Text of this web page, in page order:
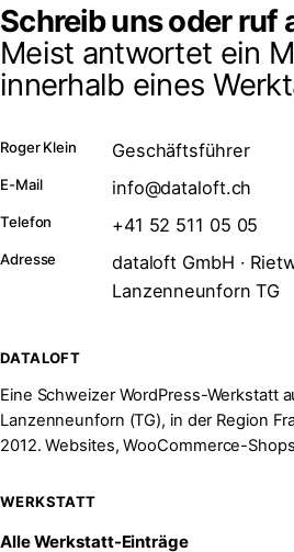
Schreib uns oder ruf
Meist antwortet ein
innerhalb eines
Roger Klein Geschäftsführer
E-Mail info@dataloft.ch
Telefon +41 52 511 05 05
Adresse
dataloft GmbH ·
Lanzenneunforn TG
DATALOFT
Eine Schweizer WordPress-Werkstatt
Lanzenneunforn (TG), in der Region
2012. Websites, WooCommerce-
WERKSTATT
Alle Werkstatt-Einträge